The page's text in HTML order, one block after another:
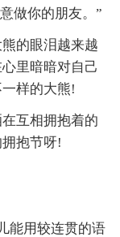
做你的朋友。”
的眼泪越来越
里暗暗对自己
样的大熊!
互相拥抱着的
抱节呀!
能用较连贯的语